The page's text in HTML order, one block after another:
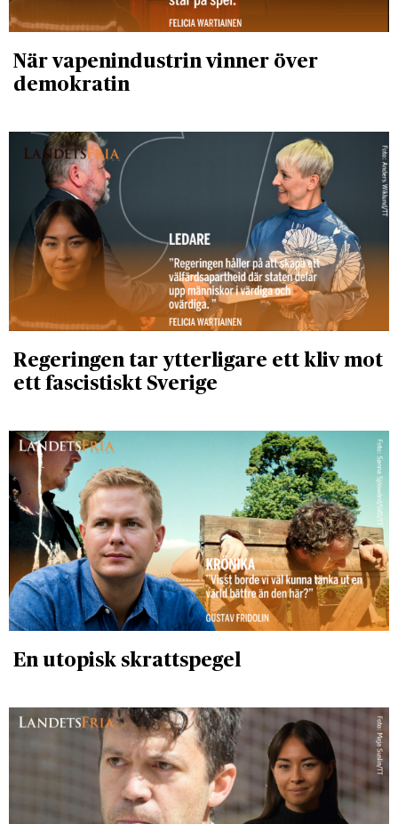
När vapenindustrin vinner över
demokratin
Regeringen tar ytterligare ett kliv mot
ett fascistiskt Sverige
En utopisk skrattspegel